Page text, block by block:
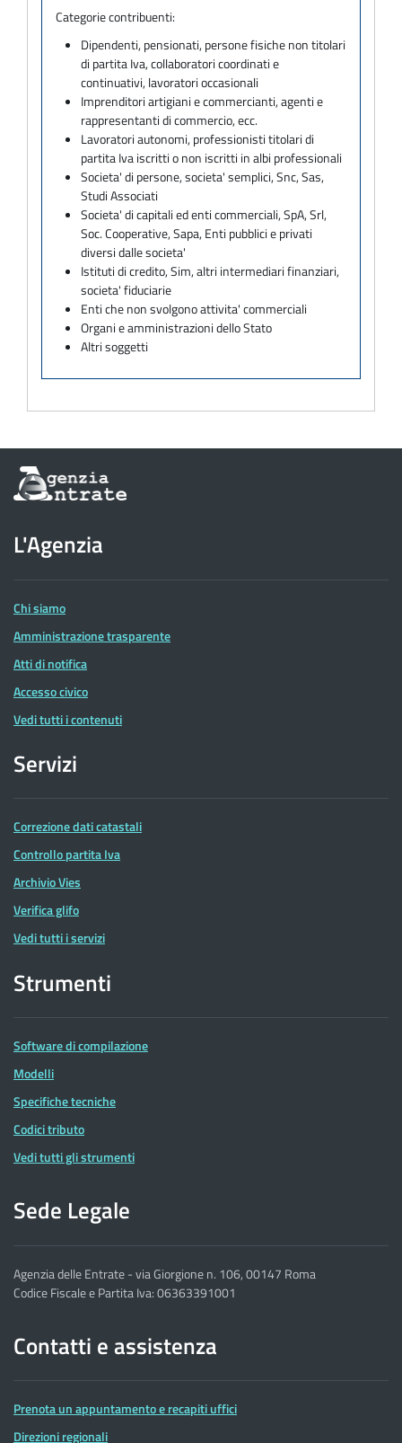
Categorie contribuenti:
Dipendenti, pensionati, persone fisiche non titolari
di partita Iva, collaboratori coordinati e
continuativi, lavoratori occasionali
Imprenditori artigiani e commercianti, agenti e
rappresentanti di commercio, ecc.
Lavoratori autonomi, professionisti titolari di
partita Iva iscritti o non iscritti in albi professionali
Societa' di persone, societa' semplici, Snc, Sas,
Studi Associati
Societa' di capitali ed enti commerciali, SpA, Srl,
Soc. Cooperative, Sapa, Enti pubblici e privati
diversi dalle societa'
Istituti di credito, Sim, altri intermediari finanziari,
societa' fiduciarie
Enti che non svolgono attivita' commerciali
Organi e amministrazioni dello Stato
Altri soggetti
Informazioni
sul
dell'Agenzia
delle
Entrate
L'Agenzia
Chi siamo
Amministrazione trasparente
Atti di notifica
Accesso civico
Vedi tutti i contenuti
Servizi
Correzione dati catastali
Controllo partita Iva
Archivio Vies
Verifica glifo
Vedi tutti i servizi
Strumenti
Software di compilazione
Modelli
Specifiche tecniche
Codici tributo
Vedi tutti gli strumenti
Sede Legale
Agenzia delle Entrate - via Giorgione n. 106, 00147 Roma
Codice Fiscale e Partita Iva: 06363391001
Contatti e assistenza
Prenota un appuntamento e recapiti uffici
Direzioni regionali